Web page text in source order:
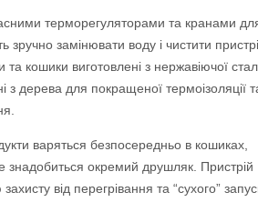
терморегуляторами та кранами
зручно замінювати воду і чистити
кошики виготовлені з нержавіючої
з дерева для покращеної термоізоляції
варяться безпосередньо в кошиках,
окремий друшляк. Пристрій
від перегрівання та “сухого”